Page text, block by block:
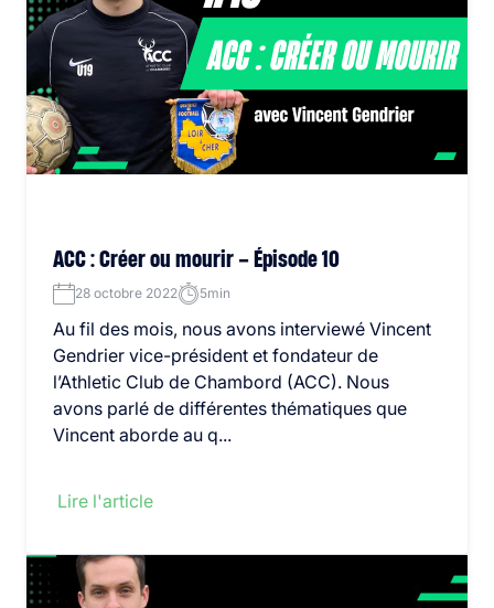
ACC : Créer ou mourir – Épisode 10
28 octobre 2022 5min
Au fil des mois, nous avons interviewé Vincent
Gendrier vice-président et fondateur de
l’Athletic Club de Chambord (ACC). Nous
avons parlé de différentes thématiques que
Vincent aborde au q...
Lire l'article